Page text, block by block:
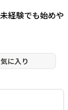
経験でも始めや
に入り